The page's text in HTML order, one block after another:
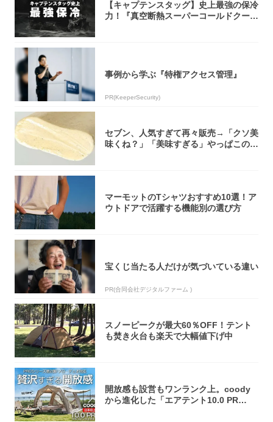
【キャプテンスタッグ】史上最強の保冷
力！『真空断熱スーパーコールドクーラ
事例から学ぶ『特権アクセス管理』
PR(KeeperSecurity)
セブン、人気すぎて再々販売→「クソ美
味くね？」「美味すぎる」やっぱこのク
マーモットのTシャツおすすめ10選！ア
ウトドアで活躍する機能別の選び方
宝くじ当たる人だけが気づいている違い
PR(合同会社デジタルファーム )
スノーピークが最大60％OFF！テント
も焚き火台も楽天で大幅値下げ中
開放感も設営もワンランク上。coody
から進化した「エアテント10.0 PR